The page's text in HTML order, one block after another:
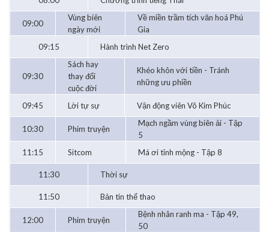
09:00
Vùng biên
ngày mới
Về miền trầm tích văn hoá Phú
Gia
09:15
Hành trình Net Zero
09:30
Sách hay
thay đổi
cuộc đời
Khéo khôn với tiền - Tránh
những ưu phiền
09:45 Lời tự sự Vận động viên Võ Kim Phúc
10:30 Phim truyện
Mạch ngầm vùng biên ải - Tập
5
11:15
Sitcom Má ơi tỉnh mộng - Tập 8
11:30 Thời sự
11:50 Bản tin thể thao
12:00 Phim truyện
Bệnh nhân ranh ma - Tập 49,
50